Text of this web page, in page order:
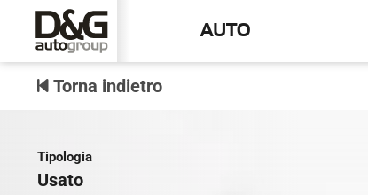
AUTO
Torna indietro
Tipologia
Usato